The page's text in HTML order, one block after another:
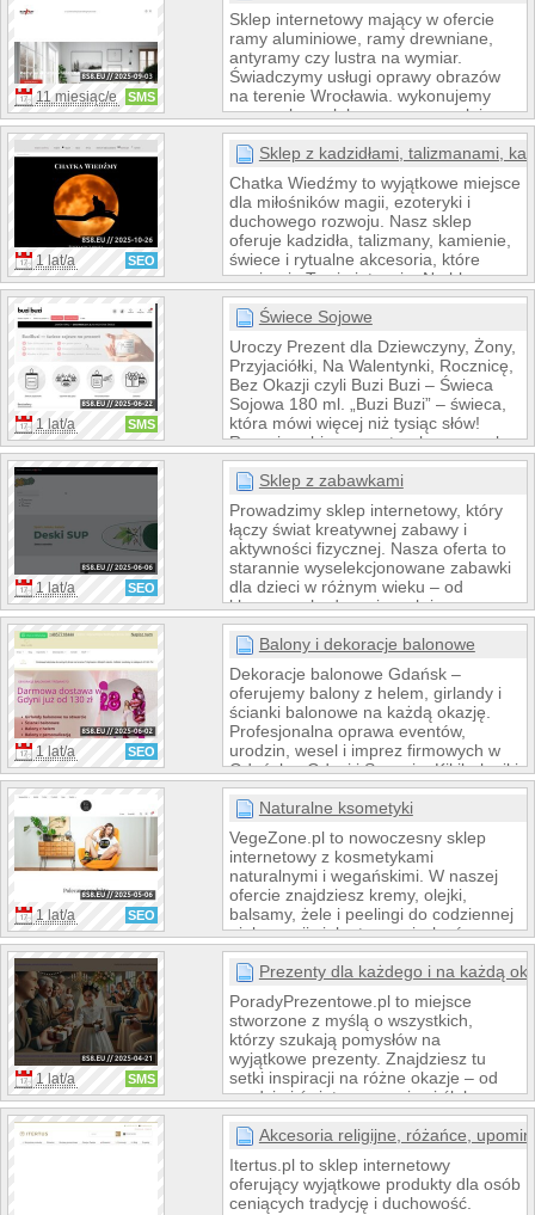
letnią gwarancją.
11 miesiąc/e SMS
Sklep internetowy mający w ofercie
ramy aluminiowe, ramy drewniane,
antyramy czy lustra na wymiar.
Świadczymy usługi oprawy obrazów
na terenie Wrocławia. wykonujemy
oprawy koszulek, oprawy masek i
innych nietypowych przedmiotów jak
np monety.
1 lat/a SEO
Sklep z kadzidłami, talizmanami,
Chatka Wiedźmy to wyjątkowe miejsce
dla miłośników magii, ezoteryki i
duchowego rozwoju. Nasz sklep
oferuje kadzidła, talizmany, kamienie,
świece i rytualne akcesoria, które
wspierają Twoje intencje. Na blogu
dzielimy się wiedzą o magii, rytuałach,
astrologii i naturalnych metodach
pracy z energią. Publikujemy także
autorskie rozkłady Tarota na miłość,
pracę, finanse i rozwój duchowy.
Tworzymy przestrzeń pełną harmonii,
inspiracji i mocy – zapraszamy do
świata Chatki Wiedźmy.
1 lat/a SMS
Świece Sojowe
Uroczy Prezent dla Dziewczyny, Żony,
Przyjaciółki, Na Walentynki, Rocznicę,
Bez Okazji czyli Buzi Buzi – Świeca
Sojowa 180 ml. „Buzi Buzi” – świeca,
która mówi więcej niż tysiąc słów!
Ręcznie robiona z naturalnego wosku
sojowego, pachnie przytulnie i
romantycznie – jak pierwsza randka
Idealna na Walentynki, rocznicę,
prezent dla ukochanej osoby lub po
prostu – żeby powiedzieć „myślę o
Tobie”. Świeca o pojemności 180 ml
zachwyca nie tylko zapachem,
1 lat/a SEO
Sklep z zabawkami
Prowadzimy sklep internetowy, który
łączy świat kreatywnej zabawy i
aktywności fizycznej. Nasza oferta to
starannie wyselekcjonowane zabawki
dla dzieci w różnym wieku – od
klasycznych, drewnianych i
edukacyjnych, aż po nowoczesne
hulajnogi, rowerki biegowe czy
każde dziecko znalazło coś dla siebie
– niezależnie od wieku i
zainteresowań. Stawiamy na jakość,
bezpieczeństwo i atrakcyjne ceny.
Dzięki szybkim wysyłkom i bogatej
ofercie, zakupy w naszym sklepie są
wygodne.
1 lat/a SEO
Balony i dekoracje balonowe
Dekoracje balonowe Gdańsk –
oferujemy balony z helem, girlandy i
ścianki balonowe na każdą okazję.
Profesjonalna oprawa eventów,
urodzin, wesel i imprez firmowych w
Gdańsku, Gdyni i Sopocie. Kikibaloniki
– dekoracje balonowe w Trójmieście,
które zachwycają!
1 lat/a SEO
Naturalne ksometyki
VegeZone.pl to nowoczesny sklep
internetowy z kosmetykami
naturalnymi i wegańskimi. W naszej
ofercie znajdziesz kremy, olejki,
balsamy, żele i peelingi do codziennej
pielęgnacji ciała, twarzy i włosów.
Stawiamy na czyste składy,
ekologiczną produkcję i
przemyślanym wyborem — bez
sztucznych dodatków, testów na
zwierzętach i marketingowej ściemy.
1 lat/a SMS
Prezenty dla każdego i na każdą
PoradyPrezentowe.pl to miejsce
stworzone z myślą o wszystkich,
którzy szukają pomysłów na
wyjątkowe prezenty. Znajdziesz tu
setki inspiracji na różne okazje – od
urodzin i świąt po rocznice i śluby.
Propozycje dostosowane są do wieku,
zainteresowań i budżetu. Stawiamy na
Pomagamy wybrać upominek, który
naprawdę ucieszy i zostanie
Akcesoria religijne, różańce,
Itertus.pl to sklep internetowy
oferujący wyjątkowe produkty dla osób
ceniących tradycję i duchowość.